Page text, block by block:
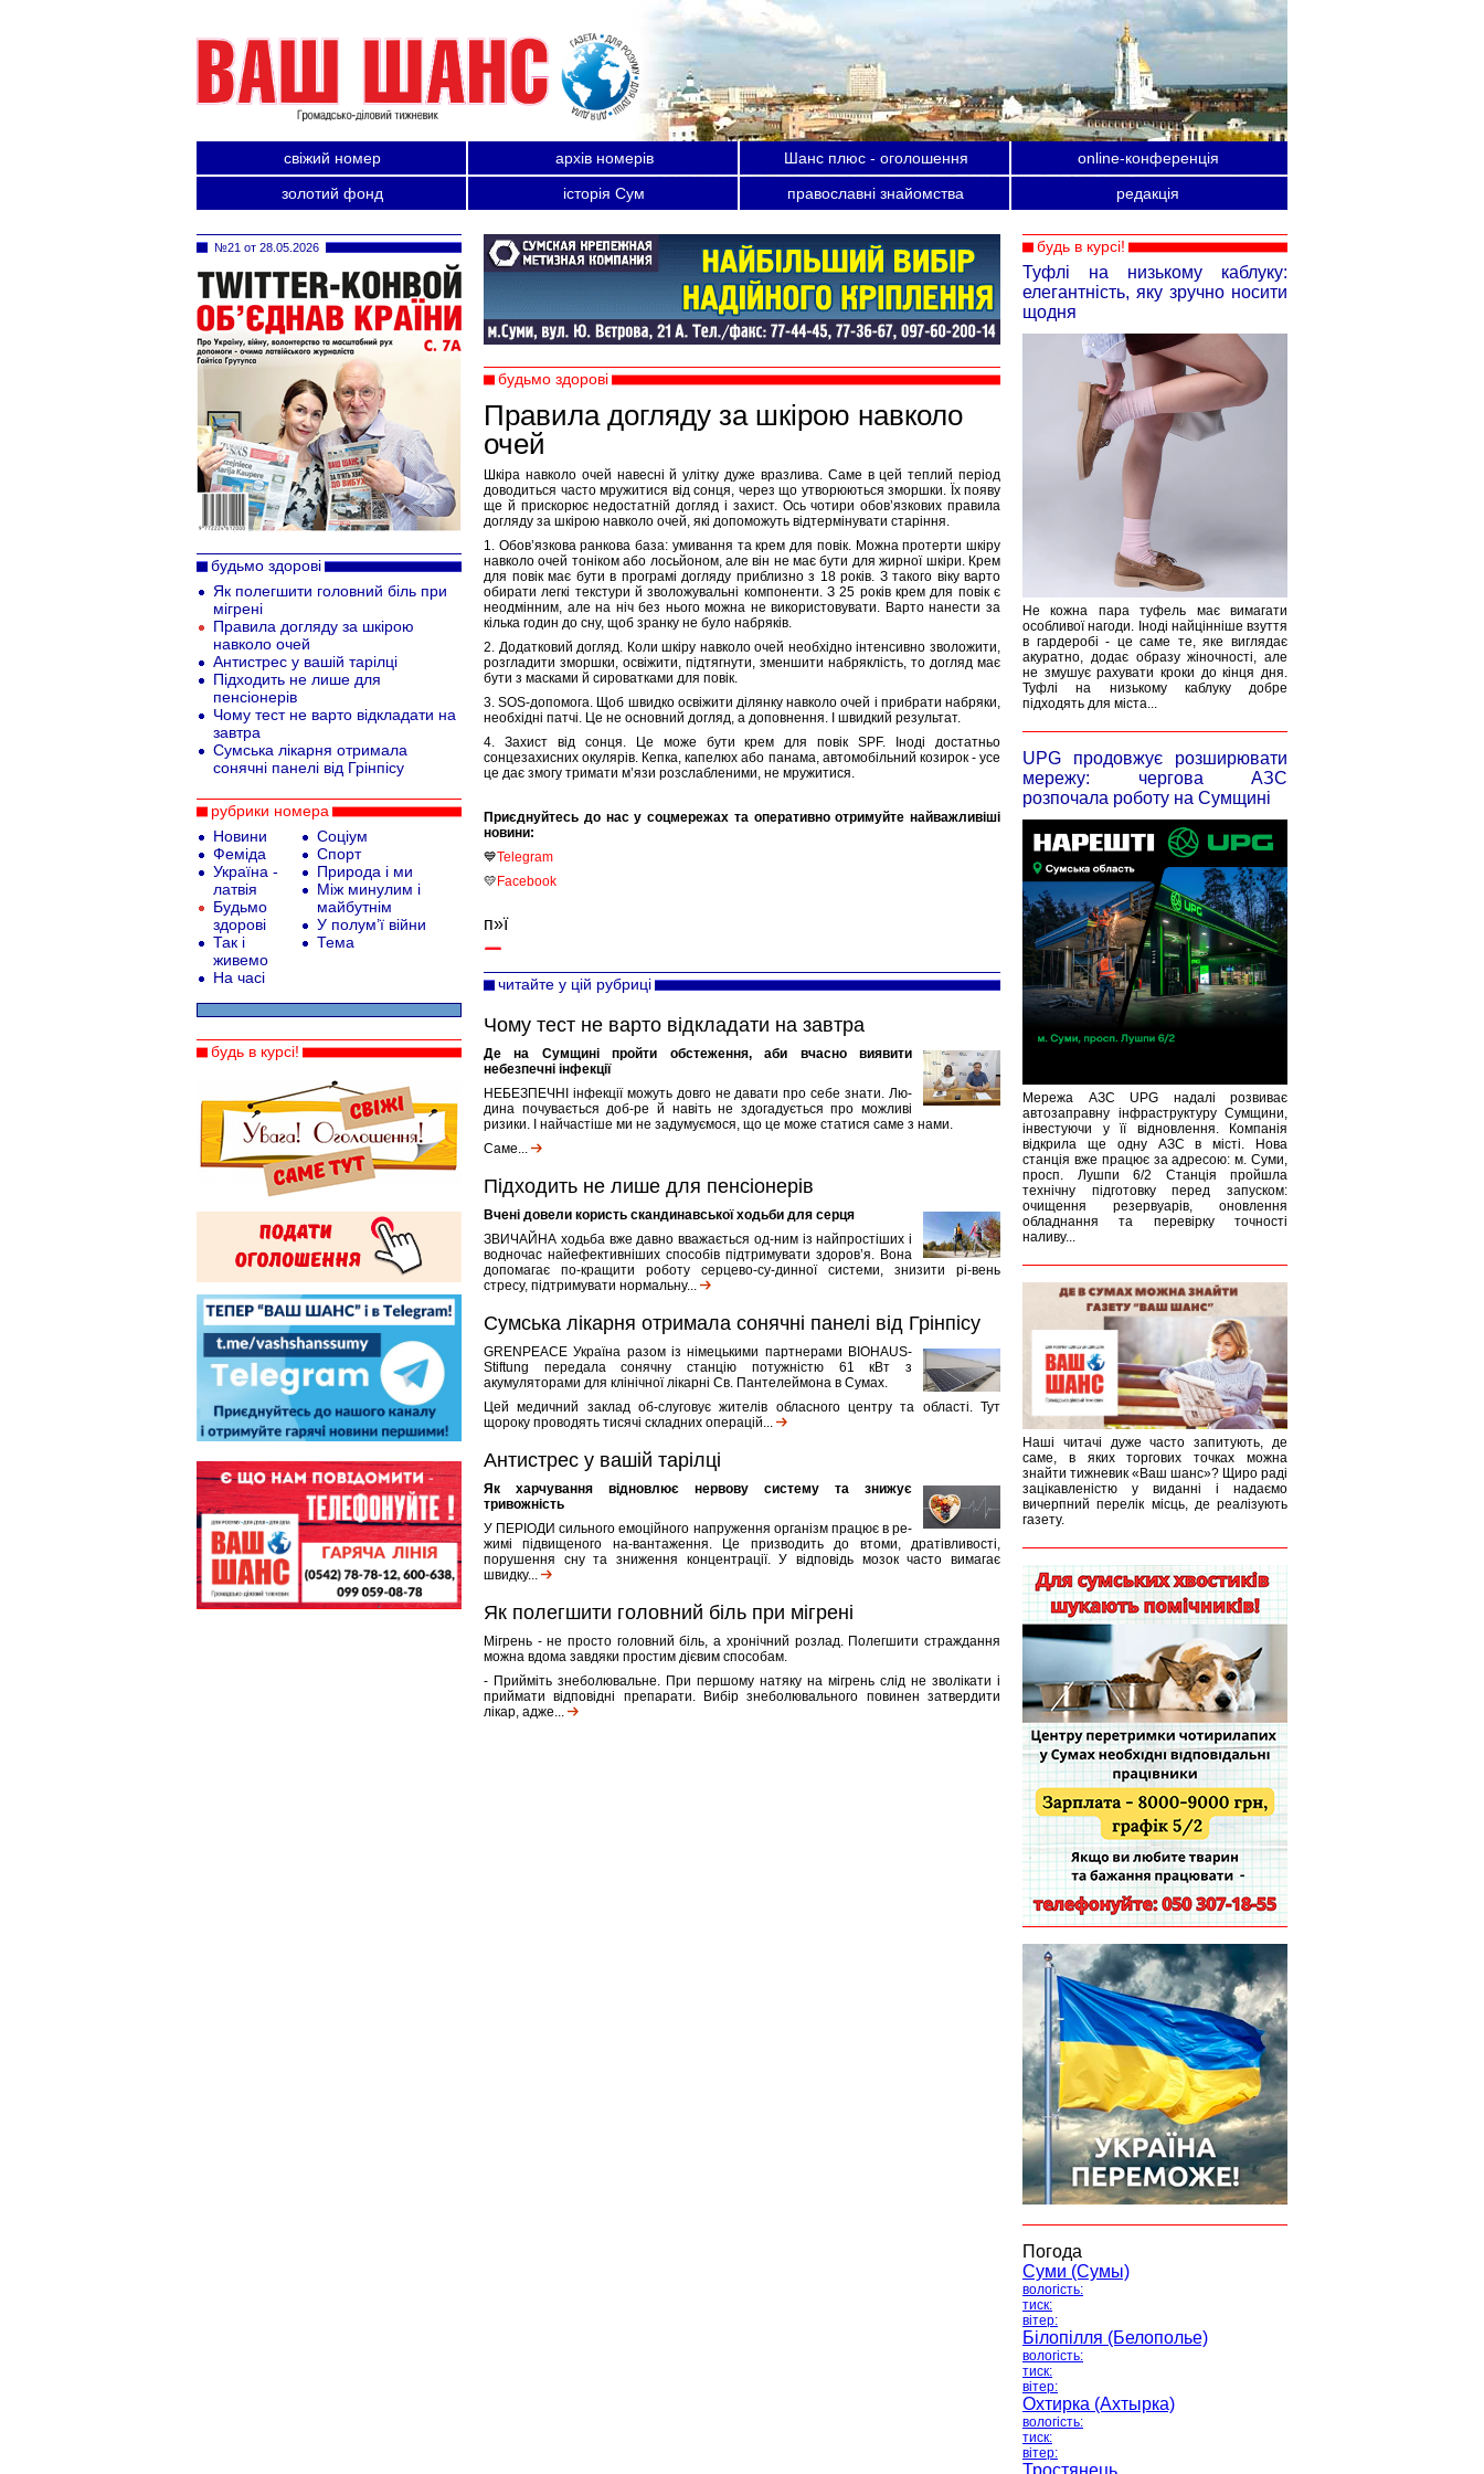
свіжий номер архів номерів Шанс плюс - оголошення
online-конференція
золотий фонд
історія Сум православні знайомства редакція
будьмо здорові
Правила догляду за шкірою навколо
очей
Шкіра навколо очей навесні й улітку дуже вразлива. Саме в цей теплий період
доводиться часто мружитися від сонця, через що утворюються зморшки. Їх появу
ще й прискорює недостатній догляд і захист. Ось чотири обов’язкових правила
догляду за шкірою навколо очей, які допоможуть відтермінувати старіння.
1. Обов’язкова ранкова база: умивання та крем для повік. Можна протерти шкіру
навколо очей тоніком або лосьйоном, але він не має бути для жирної шкіри. Крем
для повік має бути в програмі догляду приблизно з 18 років. З такого віку варто
обирати легкі текстури й зволожувальні компоненти. З 25 років крем для повік є
неодмінним, але на ніч без нього можна не використовувати. Варто нанести за
кілька годин до сну, щоб зранку не було набряків.
2. Додатковий догляд. Коли шкіру навколо очей необхідно інтенсивно зволожити,
розгладити зморшки, освіжити, підтягнути, зменшити набряклість, то догляд має
бути з масками й сироватками для повік.
3. SOS-допомога. Щоб швидко освіжити ділянку навколо очей і прибрати набряки,
необхідні патчі. Це не основний догляд, а доповнення. І швидкий результат.
4. Захист від сонця. Це може бути крем для повік SPF. Іноді достатньо
сонцезахисних окулярів. Кепка, капелюх або панама, автомобільний козирок - усе
це дає змогу тримати м’язи розслабленими, не мружитися.
Приєднуйтесь до нас у соцмережах та оперативно отримуйте найважливіші
новини:
💙Telegram
💛 Facebook
п»ї
читайте у цій рубриці
Чому тест не варто відкладати на завтра
Де на Сумщині пройти обстеження, аби вчасно виявити
небезпечні інфекції
НЕБЕЗПЕЧНІ інфекції можуть довго не давати про себе знати. Лю-
дина почувається доб-ре й навіть не здогадується про можливі
ризики. І найчастіше ми не задумуємося, що це може статися саме з нами.
Саме...
Підходить не лише для пенсіонерів
Вчені довели користь скандинавської ходьби для серця
ЗВИЧАЙНА ходьба вже давно вважається од-ним із найпростіших і
водночас найефективніших способів підтримувати здоров’я. Вона
допомагає по-кращити роботу серцево-су-динної системи, знизити рі-вень
стресу, підтримувати нормальну...
Сумська лікарня отримала сонячні панелі від Грінпісу
GRENPEACE Україна разом із німецькими партнерами BIOHAUS-
Stiftung передала сонячну станцію потужністю 61 кВт з
акумуляторами для клінічної лікарні Св. Пантелеймона в Сумах.
Цей медичний заклад об-слуговує жителів обласного центру та області. Тут
щороку проводять тисячі складних операцій...
Антистрес у вашій тарілці
Як харчування відновлює нервову систему та знижує
тривожність
У ПЕРІОДИ сильного емоційного напруження організм працює в ре-
жимі підвищеного на-вантаження. Це призводить до втоми, дратівливості,
порушення сну та зниження концентрації. У відповідь мозок часто вимагає
швидку...
Як полегшити головний біль при мігрені
Мігрень - не просто головний біль, а хронічний розлад. Полегшити страждання
можна вдома завдяки простим дієвим способам.
- Прийміть знеболювальне. При першому натяку на мігрень слід не зволікати і
приймати відповідні препарати. Вибір знеболювального повинен затвердити
лікар, адже...
будь в курсі!
Туфлі на низькому каблуку:
елегантність, яку зручно носити
щодня
Не кожна пара туфель має вимагати
особливої нагоди. Іноді найцінніше взуття
в гардеробі - це саме те, яке виглядає
акуратно, додає образу жіночності, але
не змушує рахувати кроки до кінця дня.
Туфлі на низькому каблуку добре
підходять для міста...
UPG продовжує розширювати
мережу: чергова АЗС
розпочала роботу на Сумщині
Мережа АЗС UPG надалі розвиває
автозаправну інфраструктуру Сумщини,
інвестуючи у її відновлення. Компанія
відкрила ще одну АЗС в місті. Нова
станція вже працює за адресою: м. Суми,
просп. Лушпи 6/2 Станція пройшла
технічну підготовку перед запуском:
очищення резервуарів, оновлення
обладнання та перевірку точності
наливу...
Наші читачі дуже часто запитують, де
саме, в яких торгових точках можна
знайти тижневик «Ваш шанс»? Щиро раді
зацікавленістю у виданні і надаємо
вичерпний перелік місць, де реалізують
газету.
Погода
Суми (Сумы)
вологість:
тиск:
вітер:
Білопілля (Белополье)
вологість:
тиск:
вітер:
Охтирка (Ахтырка)
вологість:
тиск:
вітер:
Тростянець
№21 от 28.05.2026
будьмо здорові
Як полегшити головний біль при
мігрені
Правила догляду за шкірою
навколо очей
Антистрес у вашій тарілці
Підходить не лише для
пенсіонерів
Чому тест не варто відкладати на
завтра
Сумська лікарня отримала
сонячні панелі від Грінпісу
рубрики номера
Новини
Феміда
Україна -
латвія
Будьмо
здорові
Так і
живемо
На часі
Соціум
Спорт
Природа і ми
Між минулим і
майбутнім
У полум’ї війни
Тема
будь в курсі!